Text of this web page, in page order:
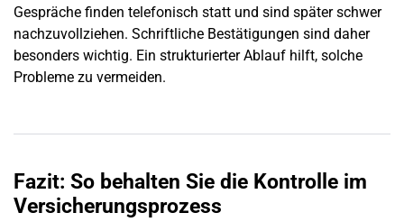
Gespräche finden telefonisch statt und sind später schwer
nachzuvollziehen. Schriftliche Bestätigungen sind daher
besonders wichtig. Ein strukturierter Ablauf hilft, solche
Probleme zu vermeiden.
Fazit: So behalten Sie die Kontrolle im
Versicherungsprozess